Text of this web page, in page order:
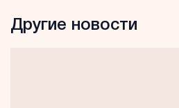
Другие новости